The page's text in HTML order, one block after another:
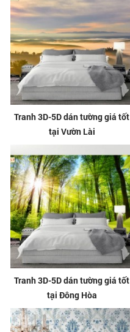
Tranh 3D-5D dán tường giá tốt
tại Vườn Lài
Tranh 3D-5D dán tường giá tốt
tại Đông Hòa